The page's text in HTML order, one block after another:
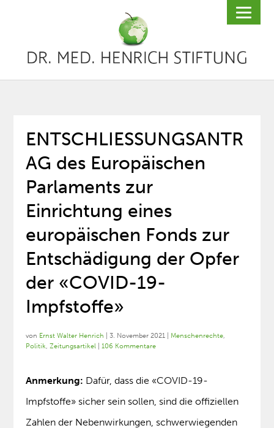
ENTSCHLIESSUNGSANTR
AG des Europäischen
Parlaments zur
Einrichtung eines
europäischen Fonds zur
Entschädigung der Opfer
der «COVID-19-
Impfstoffe»
von Ernst Walter Henrich |3. November 2021 Menschenrechte,
Politik,Zeitungsartikel |106 Kommentare
Anmerkung: Dafür, dass die «COVID-19-
Impfstoffe» sicher sein sollen, sind die offiziellen
Zahlen der Nebenwirkungen, schwerwiegenden